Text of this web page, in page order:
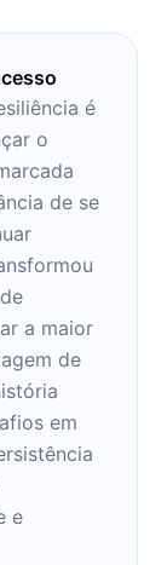
é
o
de se
a maior
de
em
e